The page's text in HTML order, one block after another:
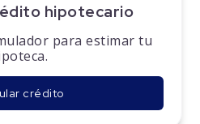
hipotecario
para estimar tu
crédito